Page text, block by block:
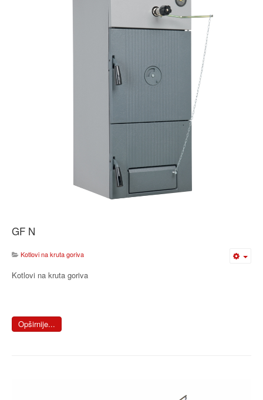
GF N
Kotlovi na kruta goriva
Kotlovi na kruta goriva
Opširnije...